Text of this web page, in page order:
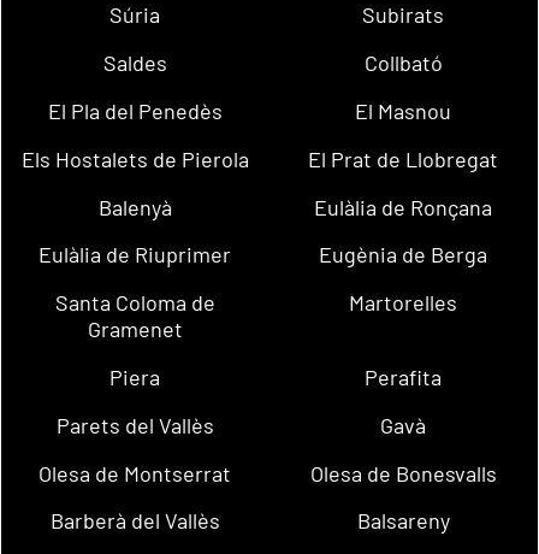
Súria
Subirats
Saldes
Collbató
El Pla del Penedès
El Masnou
Els Hostalets de Pierola
El Prat de Llobregat
Balenyà
Eulàlia de Ronçana
Eulàlia de Riuprimer
Eugènia de Berga
Santa Coloma de
Gramenet
Martorelles
Piera
Perafita
Parets del Vallès
Gavà
Olesa de Montserrat
Olesa de Bonesvalls
Barberà del Vallès
Balsareny